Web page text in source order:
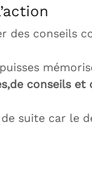
des conseils
conseils et
suite car le